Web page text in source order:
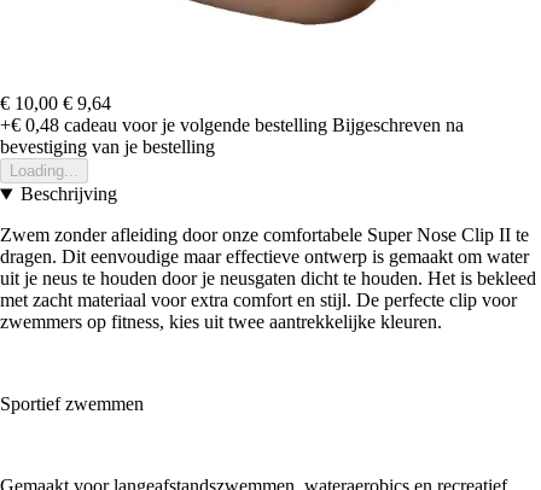
€ 10,00 € 9,64
+€ 0,48 cadeau voor je volgende bestelling Bijgeschreven na
bevestiging van je bestelling
Loading...
Beschrijving
Zwem zonder afleiding door onze comfortabele Super Nose Clip II te
dragen. Dit eenvoudige maar effectieve ontwerp is gemaakt om water
uit je neus te houden door je neusgaten dicht te houden. Het is bekleed
met zacht materiaal voor extra comfort en stijl. De perfecte clip voor
zwemmers op fitness, kies uit twee aantrekkelijke kleuren.
Sportief zwemmen